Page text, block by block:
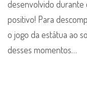
desenvolvido durante
positivo! Para
o jogo da estátua ao
desses momentos​​…